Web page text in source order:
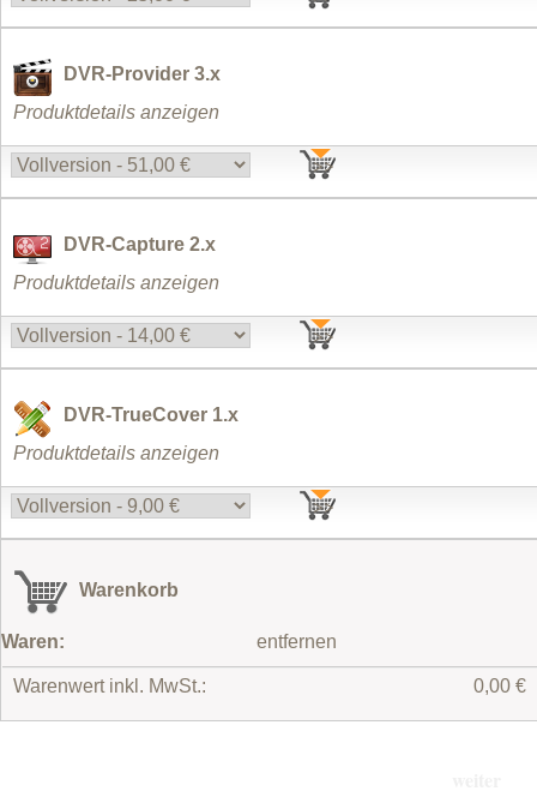
DVR-Provider 3.x
Produktdetails anzeigen
DVR-Capture 2.x
Produktdetails anzeigen
DVR-TrueCover 1.x
Produktdetails anzeigen
Warenkorb
Waren: entfernen
Warenwert inkl. MwSt.: 0,00 €